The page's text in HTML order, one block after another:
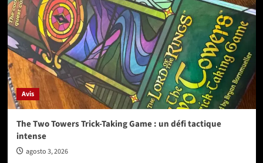
Avis
The Two Towers Trick-Taking Game : un défi tactique
intense
agosto 3, 2026